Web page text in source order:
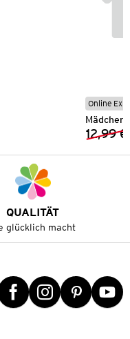
Online
Mädchen
12,99 €
QUALITÄT
glücklich macht